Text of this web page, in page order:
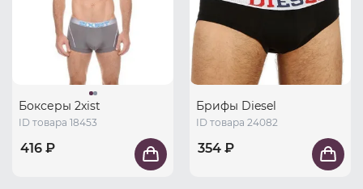
Боксеры 2xist
ID товара 18453
416 ₽
Брифы Diesel
ID товара 24082
354 ₽